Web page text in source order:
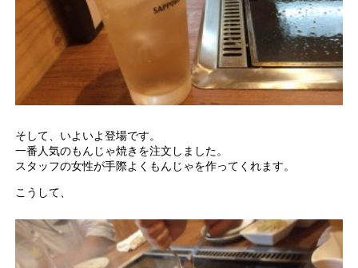
そして、いよいよ登場です。
一番人気のもんじゃ焼きを注文しました。
スタッフの女性が手際よくもんじゃを作ってくれます。
こうして、